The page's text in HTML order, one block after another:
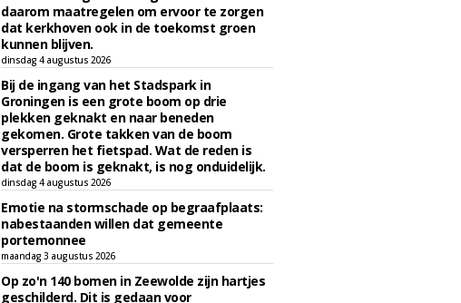
daarom maatregelen om ervoor te zorgen
dat kerkhoven ook in de toekomst groen
kunnen blijven.
dinsdag 4 augustus 2026
Bij de ingang van het Stadspark in
Groningen is een grote boom op drie
plekken geknakt en naar beneden
gekomen. Grote takken van de boom
versperren het fietspad. Wat de reden is
dat de boom is geknakt, is nog onduidelijk.
dinsdag 4 augustus 2026
Emotie na stormschade op begraafplaats:
nabestaanden willen dat gemeente
portemonnee
maandag 3 augustus 2026
Op zo'n 140 bomen in Zeewolde zijn hartjes
geschilderd. Dit is gedaan voor